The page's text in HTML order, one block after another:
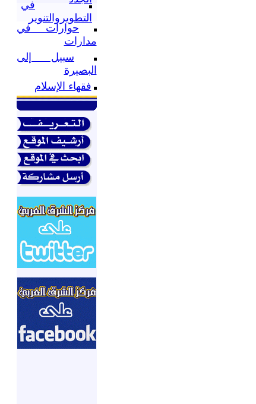
في
التطويروالتنوير
حوارات في
مدارات
سبيل إلى
البصيرة
فقهاء الإسلام